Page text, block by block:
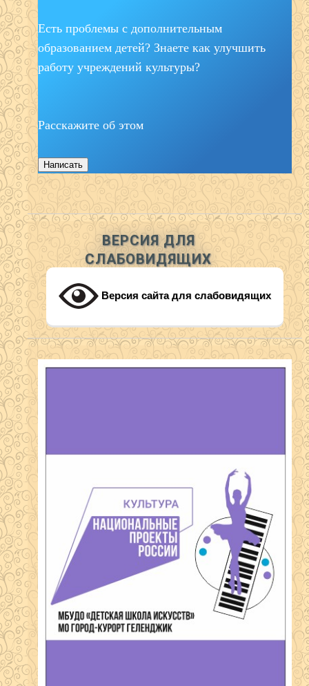
Есть проблемы с дополнительным
образованием детей? Знаете как улучшить
работу учреждений культуры?
Расскажите об этом
Написать
ВЕРСИЯ ДЛЯ
СЛАБОВИДЯЩИХ
Версия сайта для слабовидящих